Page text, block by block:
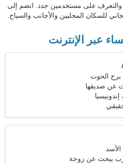
والتعرف على مستخدمين جدد. انضم إلى
عبر الإنترنت
عن صديقها
يبحث عن زوجة